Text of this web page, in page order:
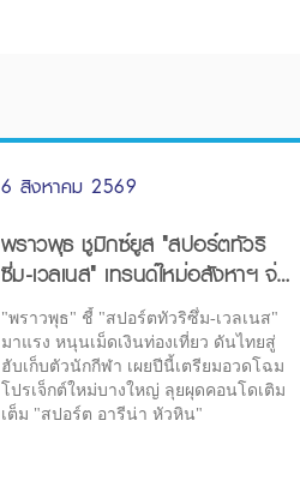
6 สิงหาคม 2569
พราวพุธ ชูมิกซ์ยูส "สปอร์ตทัวริ
ซึ่ม-เวลเนส" เทรนด์ใหม่อสังหาฯ จ่อ
เปิดโปรเจ็กต์ใหม่ปีนี้
"พราวพุธ" ชี้ "สปอร์ตทัวริซึ่ม-เวลเนส"
มาแรง หนุนเม็ดเงินท่องเที่ยว ดันไทยสู่
ฮับเก็บตัวนักกีฬา เผยปีนี้เตรียมอวดโฉม
โปรเจ็กต์ใหม่บางใหญ่ ลุยผุดคอนโดเติม
เต็ม "สปอร์ต อารีน่า หัวหิน"